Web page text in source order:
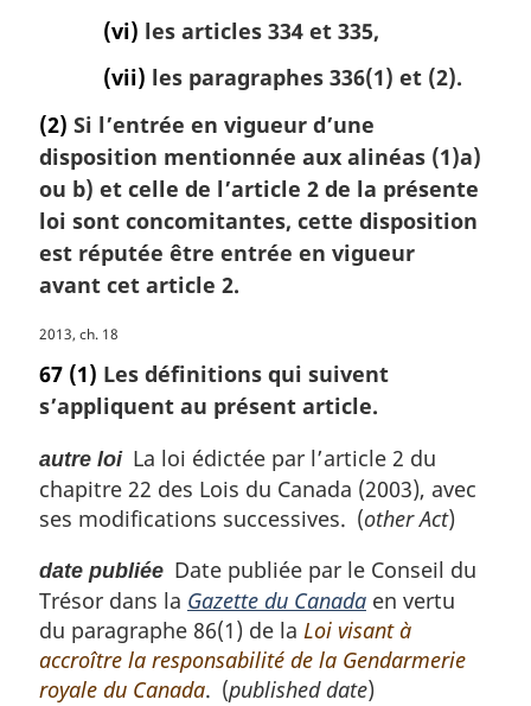
et
d’autres
et
comportant
d’autres
mesures
publique
et
lois
et
comportant
d’autres
mesures
(vi) les articles 334 et 335,
(vii) les paragraphes 336(1) et (2).
(2) Si l’entrée en vigueur d’une
disposition mentionnée aux alinéas (1)a)
ou b) et celle de l’article 2 de la présente
loi sont concomitantes, cette disposition
est réputée être entrée en vigueur
avant cet article 2.
N
o
t
e
a
r
g
n
a
l
:
2013, ch. 18
67 (1) Les définitions qui suivent
s’appliquent au présent article.
autre loiLa loi édictée par l’article 2 du
chapitre 22 des Lois du Canada (2003), avec
ses modifications successives. (other Act)
date publiée Date publiée par le Conseil du
Trésor dans la Gazette du Canada en vertu
du paragraphe 86(1) de la Loi visant à
accroître la responsabilité de la Gendarmerie
royale du Canada. (published date)